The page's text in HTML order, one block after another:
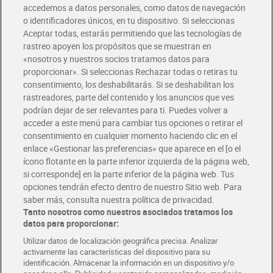
Envío gratis por compras superiores a 100€
Envío estandar por 4,99€
Glovo y Uber Eats
Solicita tu factura de Glovo o Uber Eats
Únete al CLUB Dia
Disfruta las ventajas y ofertas exclusivas.
Descárgate la APP Dia
Folletos y Tiendas
Descubre las mejores ofertas y busca tu tienda más cercana
Tarjeta MaX Dia
Te devuelve hasta 8€/mes de tus compras.
¡Solicita tu tarjeta de crédito aquí!
COMER MEJOR CADA DIA
accedemos a datos personales, como datos de navegación
o identificadores únicos, en tu dispositivo. Si seleccionas
Aceptar todas, estarás permitiendo que las tecnologías de
rastreo apoyen los propósitos que se muestran en
«nosotros y nuestros socios tratamos datos para
proporcionar». Si seleccionas Rechazar todas o retiras tu
consentimiento, los deshabilitarás. Si se deshabilitan los
rastreadores, parte del contenido y los anuncios que ves
podrían dejar de ser relevantes para ti. Puedes volver a
acceder a este menú para cambiar tus opciones o retirar el
consentimiento en cualquier momento haciendo clic en el
enlace «Gestionar las preferencias» que aparece en el [o el
ícono flotante en la parte inferior izquierda de la página web,
si corresponde] en la parte inferior de la página web. Tus
opciones tendrán efecto dentro de nuestro Sitio web. Para
saber más, consulta nuestra política de privacidad.
Tanto nosotros como nuestros asociados tratamos los
datos para proporcionar:
Utilizar datos de localización geográfica precisa. Analizar
activamente las características del dispositivo para su
identificación. Almacenar la información en un dispositivo y/o